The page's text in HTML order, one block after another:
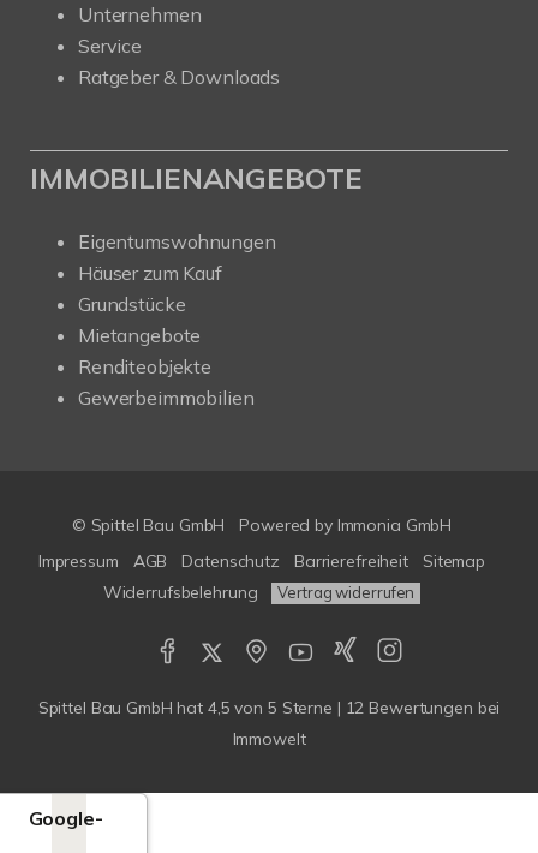
Unternehmen
Service
Ratgeber & Downloads
IMMOBILIENANGEBOTE
Eigentumswohnungen
Häuser zum Kauf
Grundstücke
Mietangebote
Renditeobjekte
Gewerbeimmobilien
© Spittel Bau GmbH Powered by Immonia GmbH
Impressum
AGB Datenschutz Barrierefreiheit
Sitemap
Widerrufsbelehrung
Vertrag widerrufen
Spittel Bau GmbH hat 4,5 von 5 Sterne | 12 Bewertungen bei
Immowelt
Google-